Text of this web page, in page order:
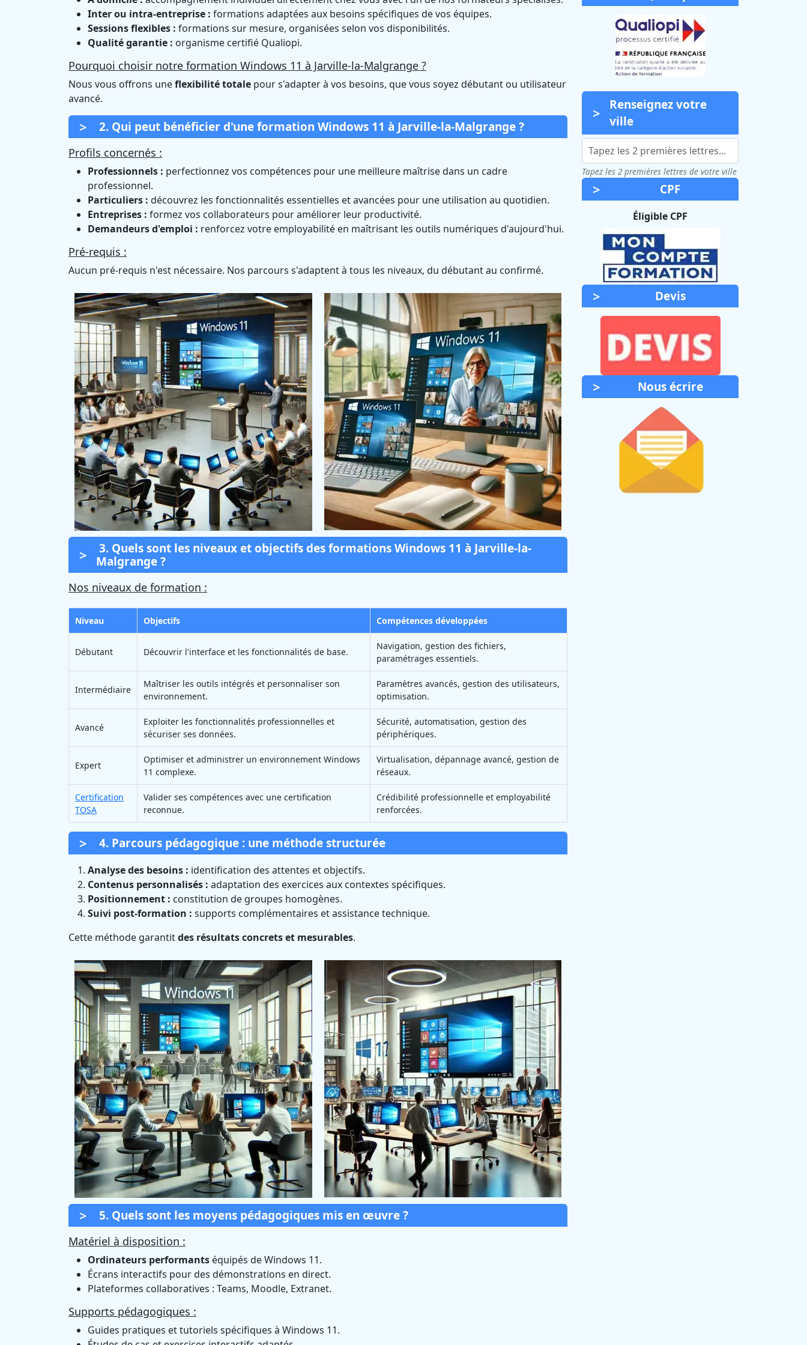
Inter ou intra-entreprise : formations adaptées aux besoins spécifiques de vos équipes.
Sessions flexibles : formations sur mesure, organisées selon vos disponibilités.
Qualité garantie : organisme certifié Qualiopi.
Pourquoi choisir notre formation Windows 11 à Jarville-la-Malgrange ?
Nous vous offrons uneflexibilité totale pour s'adapter à vos besoins, que vous soyez débutant ou utilisateur
avancé.
2. Qui peut bénéficier d'une formation Windows 11 à Jarville-la-Malgrange ?
Profils concernés :
Professionnels : perfectionnez vos compétences pour une meilleure maîtrise dans un cadre
professionnel.
Particuliers : découvrez les fonctionnalités essentielles et avancées pour une utilisation au quotidien.
Entreprises : formez vos collaborateurs pour améliorer leur productivité.
Demandeurs d'emploi : renforcez votre employabilité en maîtrisant les outils numériques d'aujourd'hui.
Pré-requis :
Aucun pré-requis n'est nécessaire. Nos parcours s'adaptent à tous les niveaux, du débutant au confirmé.
3. Quels sont les niveaux et objectifs des formations Windows 11 à Jarville-la-
Malgrange ?
Nos niveaux de formation :
Niveau Objectifs Compétences développées
Débutant Découvrir l'interface et les fonctionnalités de base.
Navigation, gestion des fichiers,
paramétrages essentiels.
Intermédiaire
Maîtriser les outils intégrés et personnaliser son
environnement.
Paramètres avancés, gestion des utilisateurs,
optimisation.
Avancé
Exploiter les fonctionnalités professionnelles et
sécuriser ses données.
Sécurité, automatisation, gestion des
périphériques.
Expert
Optimiser et administrer un environnement Windows
11 complexe.
Virtualisation, dépannage avancé, gestion de
réseaux.
Certification
TOSA
Valider ses compétences avec une certification
reconnue.
Crédibilité professionnelle et employabilité
renforcées.
4. Parcours pédagogique : une méthode structurée
Analyse des besoins : identification des attentes et objectifs.
Contenus personnalisés : adaptation des exercices aux contextes spécifiques.
Positionnement : constitution de groupes homogènes.
Suivi post-formation : supports complémentaires et assistance technique.
Cette méthode garantitdes résultats concrets et mesurables.
5. Quels sont les moyens pédagogiques mis en œuvre ?
Matériel à disposition :
Ordinateurs performants équipés de Windows 11.
Écrans interactifs pour des démonstrations en direct.
Plateformes collaboratives : Teams, Moodle, Extranet.
Supports pédagogiques :
Guides pratiques et tutoriels spécifiques à Windows 11.
Renseignez votre
ville
Tapez les 2 premières lettres de votre ville
CPF
Éligible CPF
Devis
Nous écrire